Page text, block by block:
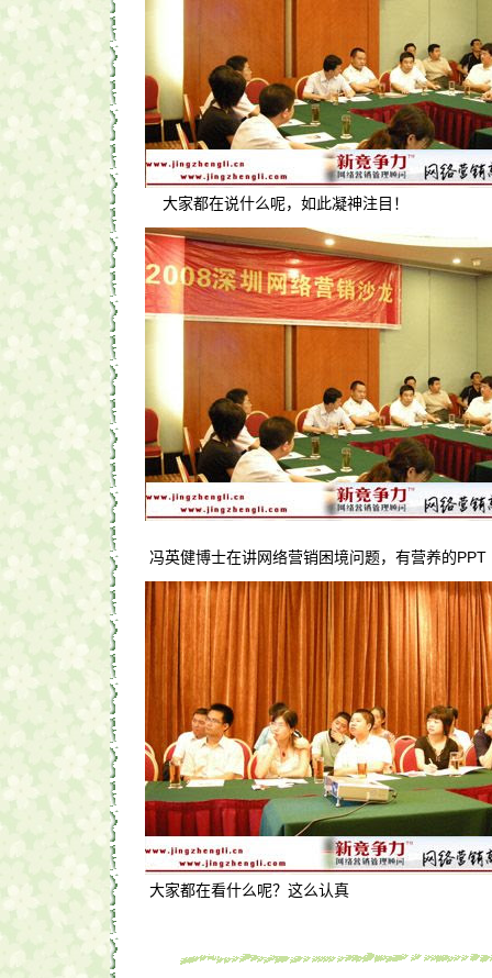
大家都在说什么呢，如此凝神注目！
冯英健博士在讲网络营销困境问题，有营养的PPT
大家都在看什么呢？这么认真